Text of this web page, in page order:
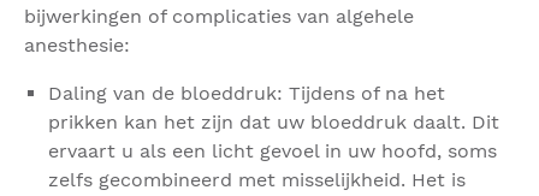
bijwerkingen of complicaties van algehele
anesthesie:
Daling van de bloeddruk: Tijdens of na het
prikken kan het zijn dat uw bloeddruk daalt. Dit
ervaart u als een licht gevoel in uw hoofd, soms
zelfs gecombineerd met misselijkheid. Het is